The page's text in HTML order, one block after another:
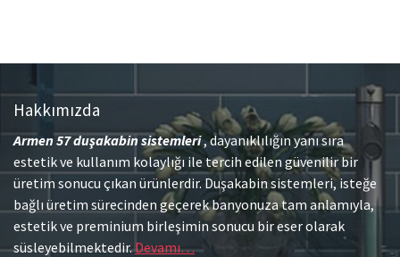
Hakkımızda
Armen 57duşakabin sistemleri, dayanıklılığın yanı sıra
estetik ve kullanım kolaylığı ile tercih edilen güvenilir bir
üretim sonucu çıkan ürünlerdir. Duşakabin sistemleri, isteğe
bağlı üretim sürecinden geçerek banyonuza tam anlamıyla,
estetik ve preminium birleşimin sonucu bir eser olarak
süsleyebilmektedir.Devamı…